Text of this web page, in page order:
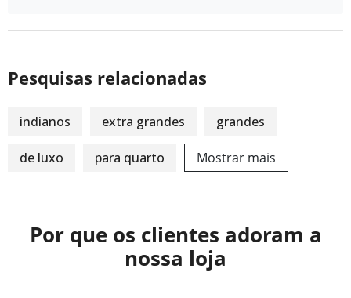
Pesquisas relacionadas
indianos extra grandes grandes
de luxo para quarto Mostrar mais
Por que os clientes adoram a
nossa loja